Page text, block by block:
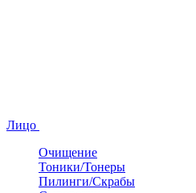
Лицо
Очищение
Тоники/Тонеры
Пилинги/Скрабы